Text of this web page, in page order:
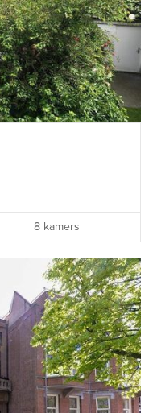
8 kamers